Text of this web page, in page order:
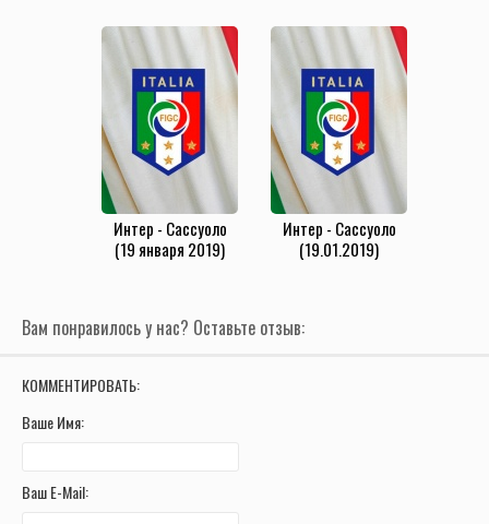
Интер - Сассуоло
(19 января 2019)
Интер - Сассуоло
(19.01.2019)
Вам понравилось у нас? Оставьте отзыв:
КОММЕНТИРОВАТЬ:
Ваше Имя:
Ваш E-Mail: